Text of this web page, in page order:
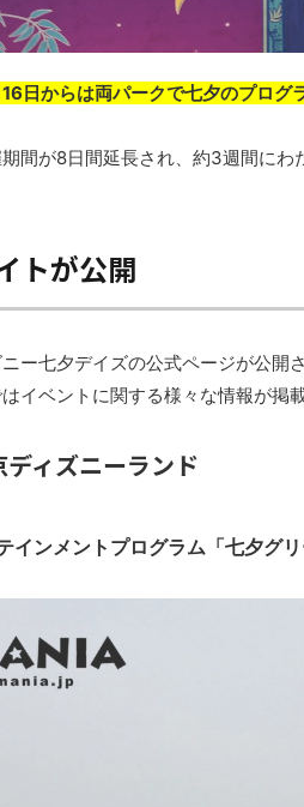
日からは両パークで七夕のプログ
間が8日間延長され、約3週間にわ
トが公開
ー七夕デイズの公式ページが公開さ
イベントに関する様々な情報が掲
ディズニーランド
インメントプログラム「七夕グリ